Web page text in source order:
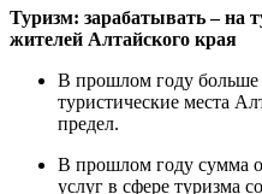
Туризм: зарабатывать – на
жителей Алтайского края
В прошлом году больше
туристические места
предел.
В прошлом году сумма
услуг в сфере туризма